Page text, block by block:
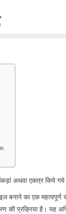
अथवा एकत्र किये गये
बनाने का एक
की प्रक्रिया है। यह